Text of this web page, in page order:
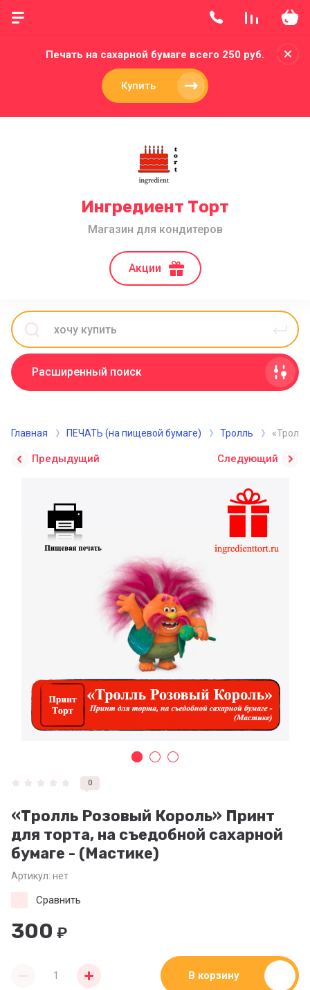
Печать на сахарной бумаге всего 250 руб.
Купить
Ингредиент Торт
Магазин для кондитеров
Акции
Расширенный поиск
Главная ПЕЧАТЬ (на пищевой бумаге) Тролль
Предыдущий Следующий
0
«Тролль Розовый Король» Принт
для торта, на съедобной сахарной
бумаге - (Мастике)
Артикул: нет
300 ₽
Сравнить
В корзину